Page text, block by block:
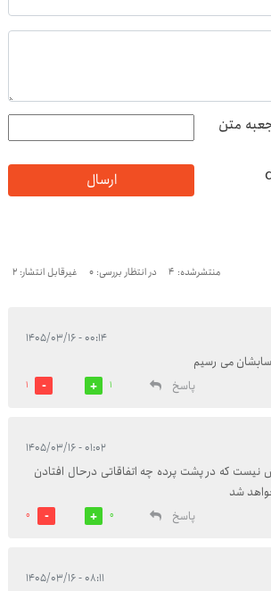
متن
ارسال
منتشرشده: 4 در انتظار بررسی: 0 غیرقابل انتشار: 2
۰۰:۱۴ - ۱۴۰۵/۰۳/۱۶
می رسیم
پاسخ
1
1
۰۱:۰۲ - ۱۴۰۵/۰۳/۱۶
که در پشت پرده چه اتفاقاتی درحال افتادن
شد
پاسخ
0
0
۰۸:۱۱ - ۱۴۰۵/۰۳/۱۶